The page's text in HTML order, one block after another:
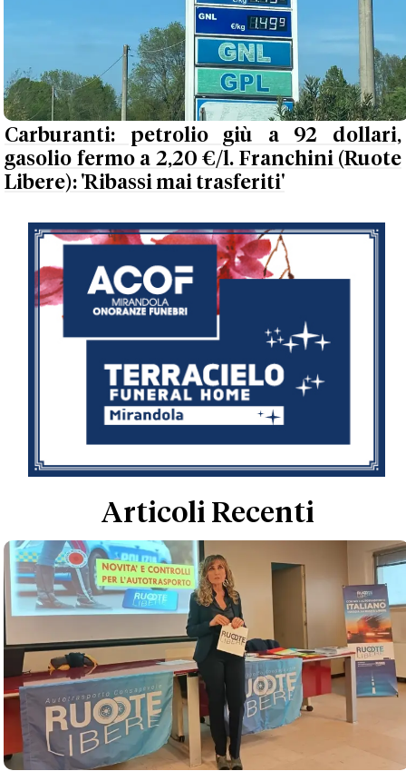
Carburanti: petrolio giù a 92 dollari,
gasolio fermo a 2,20 €/l. Franchini (Ruote
Libere): 'Ribassi mai trasferiti'
Articoli Recenti